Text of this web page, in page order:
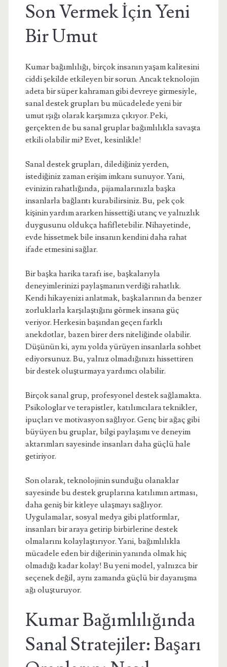
Son Vermek İçin Yeni
Bir Umut
Kumar bağımlılığı, birçok insanın yaşam kalitesini
ciddi şekilde etkileyen bir sorun. Ancak teknolojin
adeta bir süper kahraman gibi devreye girmesiyle,
sanal destek grupları bu mücadelede yeni bir
umut ışığı olarak karşımıza çıkıyor. Peki,
gerçekten de bu sanal gruplar bağımlılıkla savaşta
etkili olabilir mi? Evet, kesinlikle!
Sanal destek grupları, dilediğiniz yerden,
istediğiniz zaman erişim imkanı sunuyor. Yani,
evinizin rahatlığında, pijamalarınızla başka
insanlarla bağlantı kurabilirsiniz. Bu, pek çok
kişinin yardım ararken hissettiği utanç ve yalnızlık
duygusunu oldukça hafifletebilir. Nihayetinde,
evde hissetmek bile insanın kendini daha rahat
ifade etmesini sağlar.
Bir başka harika tarafı ise, başkalarıyla
deneyimlerinizi paylaşmanın verdiği rahatlık.
Kendi hikayenizi anlatmak, başkalarının da benzer
zorluklarla karşılaştığını görmek insana güç
veriyor. Herkesin başından geçen farklı
anekdotlar, bazen birer ders niteliğinde olabilir.
Düşünün ki, aynı yolda yürüyen insanlarla sohbet
ediyorsunuz. Bu, yalnız olmadığınızı hissettiren
bir destek oluşturmaya yardımcı olabilir.
Birçok sanal grup, profesyonel destek sağlamakta.
Psikologlar ve terapistler, katılımcılara teknikler,
ipuçları ve motivasyon sağlıyor. Genç bir ağaç gibi
büyüyen bu gruplar, bilgi paylaşımı ve deneyim
aktarımları sayesinde insanları daha güçlü hale
getiriyor.
Son olarak, teknolojinin sunduğu olanaklar
sayesinde bu destek gruplarına katılımın artması,
daha geniş bir kitleye ulaşmayı sağlıyor.
Uygulamalar, sosyal medya gibi platformlar,
insanları bir araya getirip birbirlerine destek
olmalarını kolaylaştırıyor. Yani, bağımlılıkla
mücadele eden bir diğerinin yanında olmak hiç
olmadığı kadar kolay! Bu yeni model, yalnızca bir
seçenek değil, aynı zamanda güçlü bir dayanışma
ağı oluşturuyor.
Kumar Bağımlılığında
Sanal Stratejiler: Başarı